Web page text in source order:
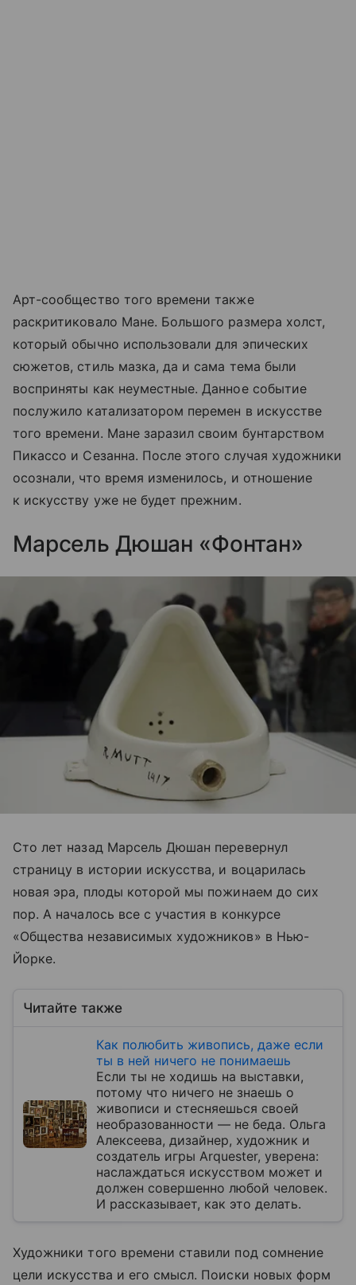
Арт-сообщество того времени также
раскритиковало Мане. Большого размера холст,
который обычно использовали для эпических
сюжетов, стиль мазка, да и сама тема были
восприняты как неуместные. Данное событие
послужило катализатором перемен в искусстве
того времени. Мане заразил своим бунтарством
Пикассо и Сезанна. После этого случая художники
осознали, что время изменилось, и отношение
к искусству уже не будет прежним.
Марсель Дюшан «Фонтан»
Сто лет назад Марсель Дюшан перевернул
страницу в истории искусства, и воцарилась
новая эра, плоды которой мы пожинаем до сих
пор. А началось все с участия в конкурсе
«Общества независимых художников» в Нью-
Йорке.
Читайте также
Как полюбить живопись, даже если
ты в ней ничего не понимаешь
Если ты не ходишь на выставки,
потому что ничего не знаешь о
живописи и стесняешься своей
необразованности — не беда. Ольга
Алексеева, дизайнер, художник и
создатель игры Arquester, уверена:
наслаждаться искусством может и
должен совершенно любой человек.
И рассказывает, как это делать.
Художники того времени ставили под сомнение
цели искусства и его смысл. Поиски новых форм